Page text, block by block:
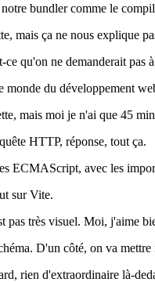
bundler comme le
mais ça ne nous explique
ce qu'on ne demanderait
monde du développement
mais moi je n'ai que 45
HTTP, réponse, tout ça.
ECMAScript, avec les
sur Vite.
pas très visuel. Moi, j'aime
D'un côté, on va
rien d'extraordinaire là-